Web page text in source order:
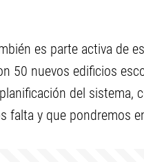
es parte activa de
50 nuevos edificios
del sistema,
falta y que pondremos